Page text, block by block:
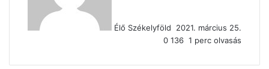
Élő Székelyföld
2021. március 25.
0 136 1 perc olvasás